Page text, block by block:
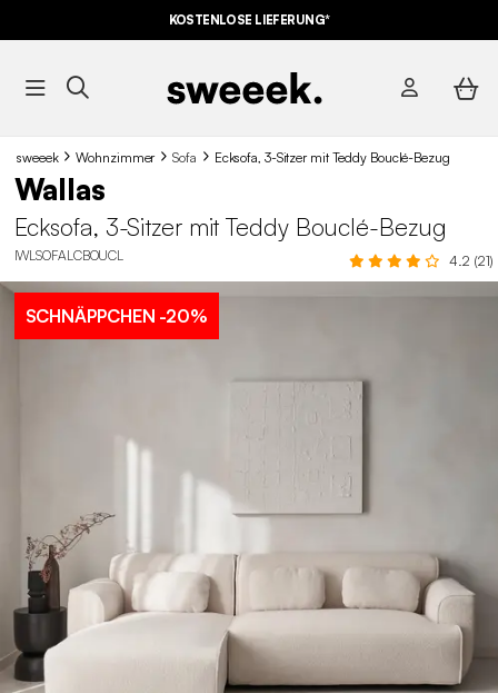
KOSTENLOSE LIEFERUNG*
sweeek Wohnzimmer Sofa Ecksofa, 3-Sitzer mit Teddy Bouclé-Bezug
Wallas
Ecksofa, 3-Sitzer mit Teddy Bouclé-Bezug
IWLSOFALCBOUCL 4.2 (21)
SCHNÄPPCHEN -20%